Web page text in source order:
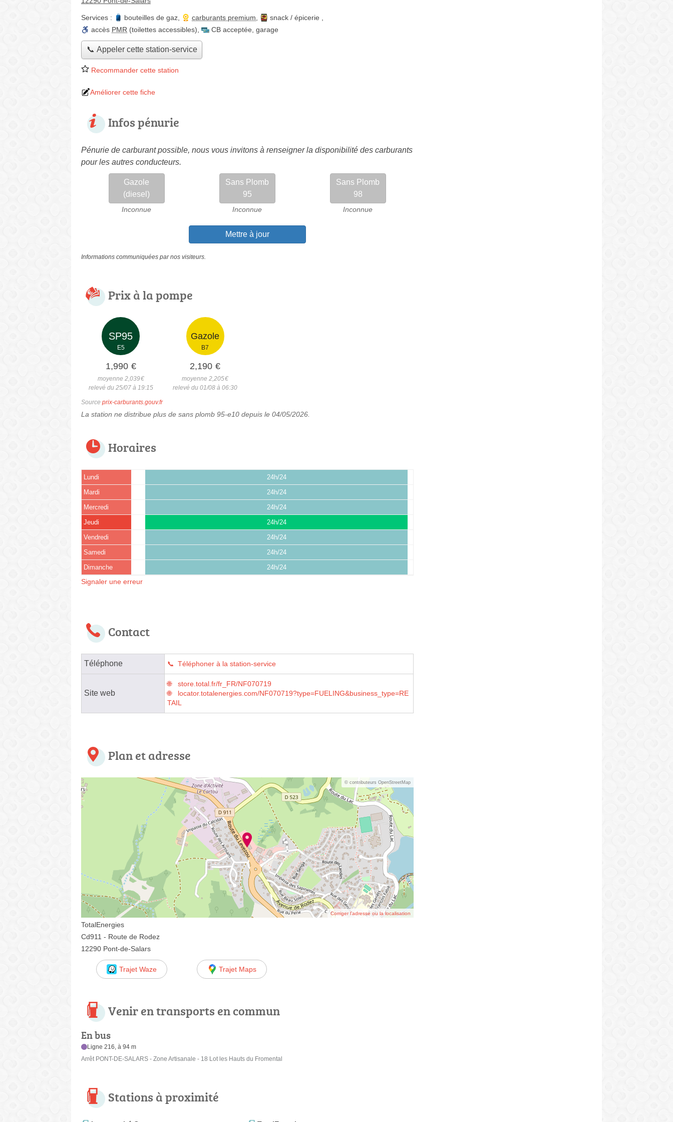
Services : bouteilles de gaz carburants premium snack / épicerie
accès PMR (toilettes accessibles) CB acceptée garage
📞 Appeler cette station-service
Recommander cette station
Améliorer cette fiche
Infos pénurie
Pénurie de carburant possible, nous vous invitons à renseigner la disponibilité des carburants
pour les autres conducteurs.
Gazole
(diesel)
Inconnue
Sans Plomb
95
Inconnue
Sans Plomb
98
Inconnue
Mettre à jour
Informations communiquées par nos visiteurs.
Prix à la pompe
SP95
E5
1,990 €
moyenne 2,039€
relevé du 25/07 à 19:15
Gazole
B7
2,190 €
moyenne 2,205€
relevé du 01/08 à 06:30
Source prix-carburants.gouv.fr
La station ne distribue plus de sans plomb 95-e10 depuis le 04/05/2026.
Horaires
Lundi 24h/24
Mardi 24h/24
Mercredi 24h/24
Jeudi 24h/24
Vendredi 24h/24
Samedi 24h/24
Dimanche 24h/24
Signaler une erreur
Contact
Téléphone Téléphoner à la station-service
Site web
store.total.fr/fr_FR/NF070719
locator.totalenergies.com/NF070719?type=FUELING&business_type=RE
TAIL
Plan et adresse
© contributeurs OpenStreetMap
Corriger l’adresse ou la localisation
TotalEnergies
Cd911 - Route de Rodez
12290 Pont-de-Salars
Trajet Waze Trajet Maps
Venir en transports en commun
En bus
Ligne 216, à 94 m
Arrêt PONT-DE-SALARS - Zone Artisanale - 18 Lot les Hauts du Fromental
Stations à proximité